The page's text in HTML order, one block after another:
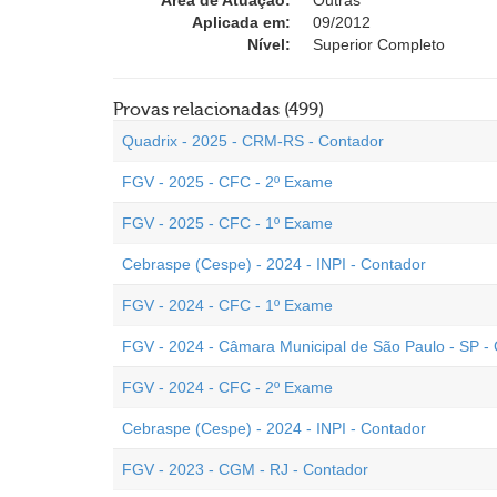
Aplicada em:
09/2012
Nível:
Superior Completo
Provas relacionadas (499)
Quadrix - 2025 - CRM-RS - Contador
FGV - 2025 - CFC - 2º Exame
FGV - 2025 - CFC - 1º Exame
Cebraspe (Cespe) - 2024 - INPI - Contador
FGV - 2024 - CFC - 1º Exame
FGV - 2024 - Câmara Municipal de São Paulo - SP -
FGV - 2024 - CFC - 2º Exame
Cebraspe (Cespe) - 2024 - INPI - Contador
FGV - 2023 - CGM - RJ - Contador